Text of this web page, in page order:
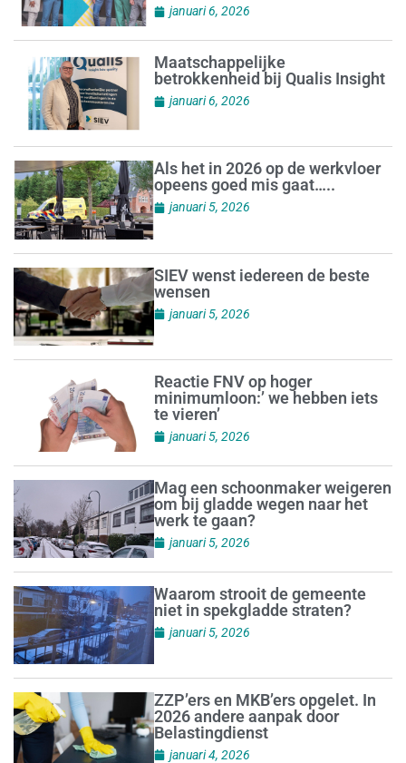
januari 6, 2026
Maatschappelijke
betrokkenheid bij Qualis Insight
januari 6, 2026
Als het in 2026 op de werkvloer
opeens goed mis gaat…..
januari 5, 2026
SIEV wenst iedereen de beste
wensen
januari 5, 2026
Reactie FNV op hoger
minimumloon:’ we hebben iets
te vieren’
januari 5, 2026
Mag een schoonmaker weigeren
om bij gladde wegen naar het
werk te gaan?
januari 5, 2026
Waarom strooit de gemeente
niet in spekgladde straten?
januari 5, 2026
ZZP’ers en MKB’ers opgelet. In
2026 andere aanpak door
Belastingdienst
januari 4, 2026